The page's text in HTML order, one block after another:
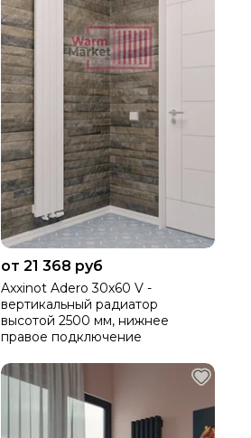
от 21 368 руб
Axxinot Adero 30х60 V -
вертикальный радиатор
высотой 2500 мм, нижнее
правое подключение